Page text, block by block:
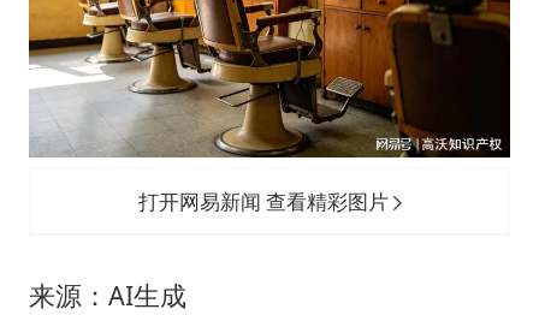
打开网易新闻 查看精彩图片
来源：AI生成